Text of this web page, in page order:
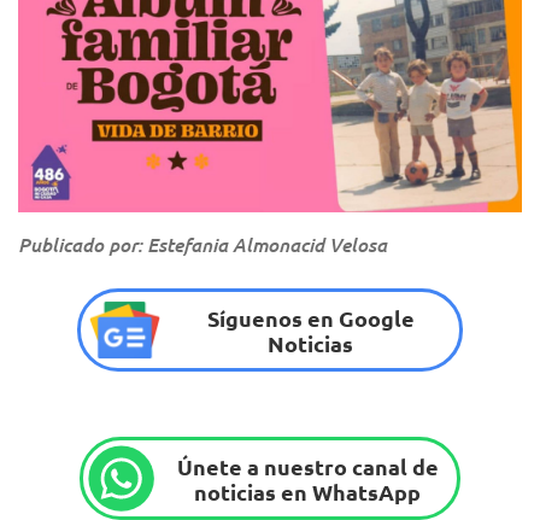
Publicado por: Estefania Almonacid Velosa
Síguenos en Google
Noticias
Únete a nuestro canal de
noticias en WhatsApp